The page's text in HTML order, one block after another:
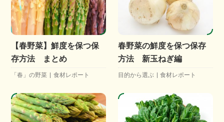
【春野菜】鮮度を保つ保
存方法 まとめ
「春」の野菜 食材レポート
春野菜の鮮度を保つ保存
方法 新玉ねぎ編
目的から選ぶ 食材レポート